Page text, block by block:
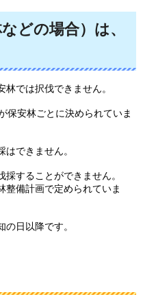
どの場合）は、
では択伐できません。
保安林ごとに決められていま
できません。
することができません。
整備計画で定められていま
日以降です。